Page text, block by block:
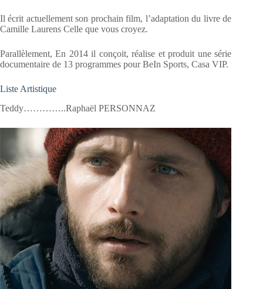
Il écrit actuellement son prochain film, l’adaptation du livre de
Camille Laurens Celle que vous croyez.
Parallèlement, En 2014 il conçoit, réalise et produit une série
documentaire de 13 programmes pour BeIn Sports, Casa VIP.
Liste Artistique
Teddy…………..Raphaël PERSONNAZ